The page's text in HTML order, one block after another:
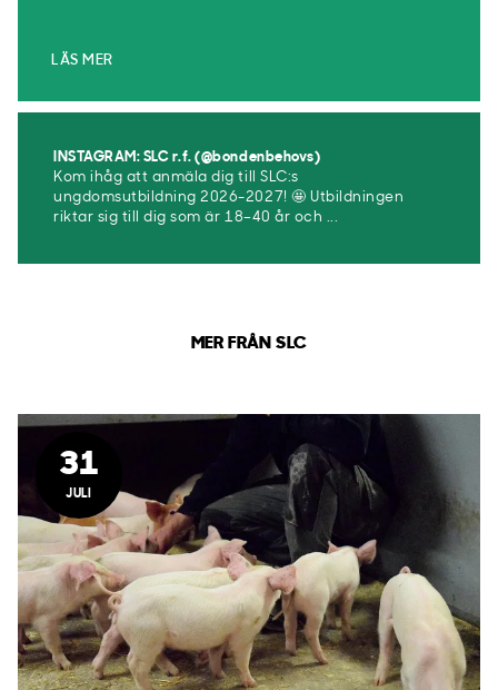
LÄS MER
INSTAGRAM: SLC r.f. (@bondenbehovs)
Kom ihåg att anmäla dig till SLC:s
ungdomsutbildning 2026-2027! 🤩 Utbildningen
riktar sig till dig som är 18–40 år och ...
MER FRÅN SLC
31
JULI